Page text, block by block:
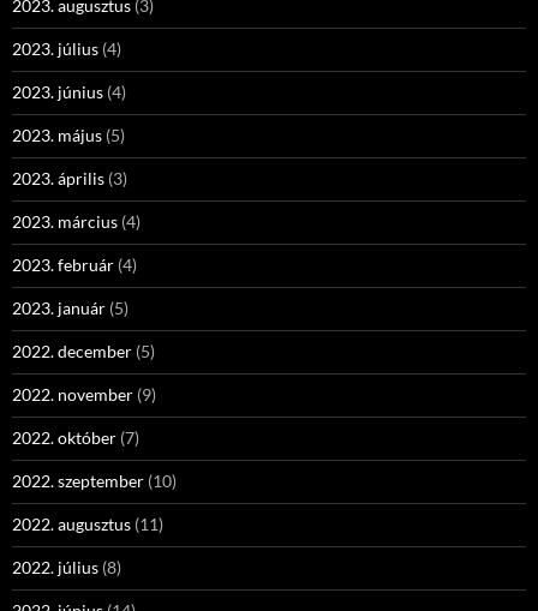
2023. augusztus (3)
2023. július (4)
2023. június (4)
2023. május (5)
2023. április (3)
2023. március (4)
2023. február (4)
2023. január (5)
2022. december (5)
2022. november (9)
2022. október (7)
2022. szeptember (10)
2022. augusztus (11)
2022. július (8)